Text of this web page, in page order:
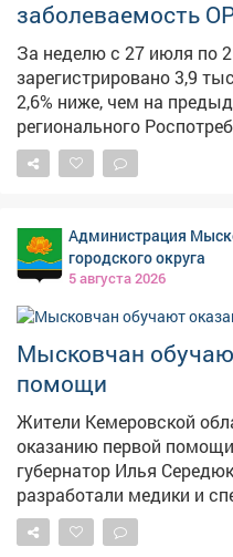
Единой России.
заболеваемость
За неделю с 27 июля по 2
зарегистрировано 3,9
2,6% ниже, чем на предыдущей
регионального
неделе в Кемеровской
тысячи случаев острых
В рамках еженедельного
исследовали
признаками ОРВИ.
вирусы негриппозной
регионе пока не
Администрация
городского округа
5 августа 2026
Мысковчан
помощи
Жители Кемеровской
оказанию первой
губернатор Илья Середюк. Программу
разработали медики и
чрезвычайных ситуаций. В Мысках первое занятие
прошло на базе